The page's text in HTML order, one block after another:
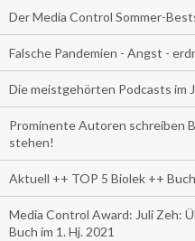
Der Media Control Sommer-
Falsche Pandemien - Angst -
Die meistgehörten Podcasts im
Prominente Autoren schreiben
stehen!
Aktuell ++ TOP 5 Biolek ++
Media Control Award: Juli Zeh:
Buch im 1. Hj. 2021